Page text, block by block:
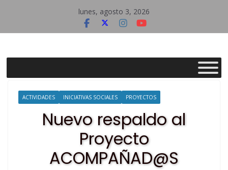
contenido
lunes, agosto 3, 2026
Asociación
Cultural
Raíz
del
ACTIVIDADES INICIATIVAS SOCIALES PROYECTOS
Nuevo respaldo al
Proyecto
ACOMPAÑAD@S